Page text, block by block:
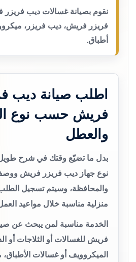
نقوم بصيانة غسالات ديب فريزر
فريزر فريش، ديب فريزر،
أطباق.
اطلب صيانة ديب
فريش حسب نوع
والعطل
بدل ما تضيّع وقتك في شرح طويل
نوع جهاز ديب فريزر فريش
والمحافظة، وسيتم تسجيل
منزلية مناسبة خلال مواعيد
الخدمة مناسبة لمن يبحث عن
فريش للغسالات أو الثلاجات أو
الميكروويف أو غسالات